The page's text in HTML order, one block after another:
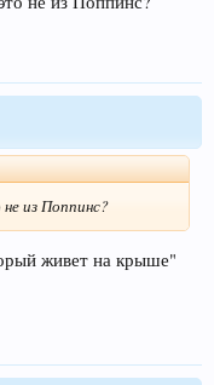
из Поппинс?
живет на крыше"